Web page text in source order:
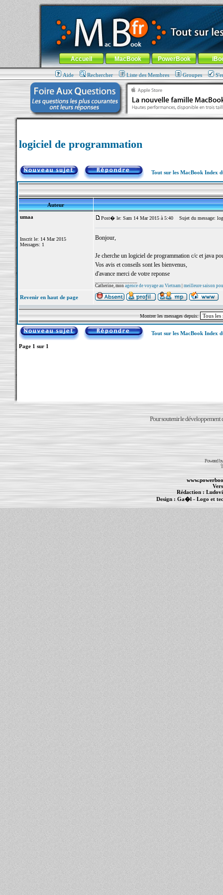
MacBook-fr.com : 100% Apple... 100% nomade !
Aller au contenu-Aller au menu général-Aller au menu de
Menu général
Accueil MacBook PowerBook
Aide Rechercher Liste des Membres Groupes
logiciel de programmation
Tout sur les MacBook Index
Auteur
umaa
Inscrit le: 14 Mar 2015
Messages: 1
Post� le: Sam 14 Mar 2015 à 5:40 Sujet du message:
Bonjour,
Je cherche un logiciel de programmation c/c et java
Vos avis et conseils sont les bienvenus,
d'avance merci de votre reponse
Catherine, mon agence de voyage au Vietnam| meilleure saison
Revenir en haut de page
Montrer les messages depuis:
Tout sur les MacBook Index
Page 1 sur 1
Pour soutenir le développement
Powered
Rédaction :
Design : Ga�l- Logo et
Informations : PowerBook -